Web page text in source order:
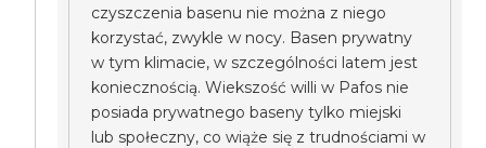
czyszczenia basenu nie można z niego
korzystać, zwykle w nocy. Basen prywatny
w tym klimacie, w szczególności latem jest
koniecznością. Wiekszość willi w Pafos nie
posiada prywatnego baseny tylko miejski
lub społeczny, co wiąże się z trudnościami w